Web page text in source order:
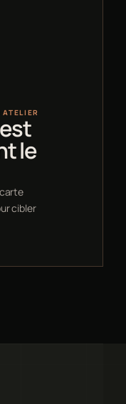
le
cibler